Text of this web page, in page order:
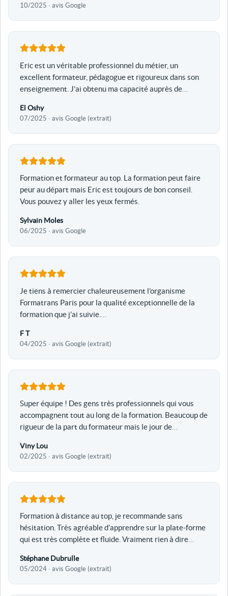
10/2025 · avis Google
Eric est un véritable professionnel du métier, un
excellent formateur, pédagogue et rigoureux dans son
enseignement. J’ai obtenu ma capacité auprès de…
El Oshy
07/2025 · avis Google (extrait)
Formation et formateur au top. La formation peut faire
peur au départ mais Eric est toujours de bon conseil.
Vous pouvez y aller les yeux fermés.
Sylvain Moles
06/2025 · avis Google
Je tiens à remercier chaleureusement l’organisme
Formatrans Paris pour la qualité exceptionnelle de la
formation que j’ai suivie.
F T
04/2025 · avis Google (extrait)
Super équipe ! Des gens très professionnels qui vous
accompagnent tout au long de la formation. Beaucoup de
rigueur de la part du formateur mais le jour de…
Viny Lou
02/2025 · avis Google (extrait)
Formation à distance au top, je recommande sans
hésitation. Très agréable d’apprendre sur la plate-forme
qui est très complète et fluide. Vraiment rien à dire…
Stéphane Dubrulle
05/2024 · avis Google (extrait)